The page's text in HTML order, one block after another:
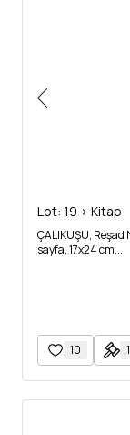
Lot: 19 > Kitap
ÇALIKUŞU,
sayfa, 17x24 cm...
10